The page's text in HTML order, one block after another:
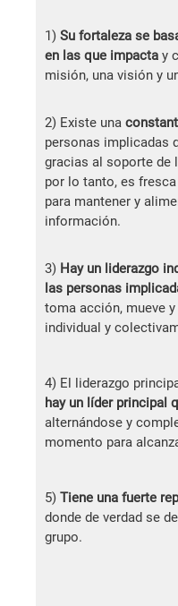
1) Su fortaleza se
en las que impacta y
misión, una visión y
2) Existe una
personas implicadas
gracias al soporte de
por lo tanto, es
para mantener y
información.
3) Hay un liderazgo
las personas
toma acción, mueve
individual y
4) El liderazgo
hay un líder principal
alternándose y
momento para
5) Tiene una fuerte
donde de verdad se
grupo.